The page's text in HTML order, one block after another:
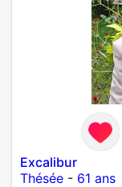
Excalibur
Thésée - 61 ans